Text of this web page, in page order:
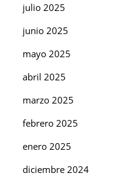
julio 2025
junio 2025
mayo 2025
abril 2025
marzo 2025
febrero 2025
enero 2025
diciembre 2024